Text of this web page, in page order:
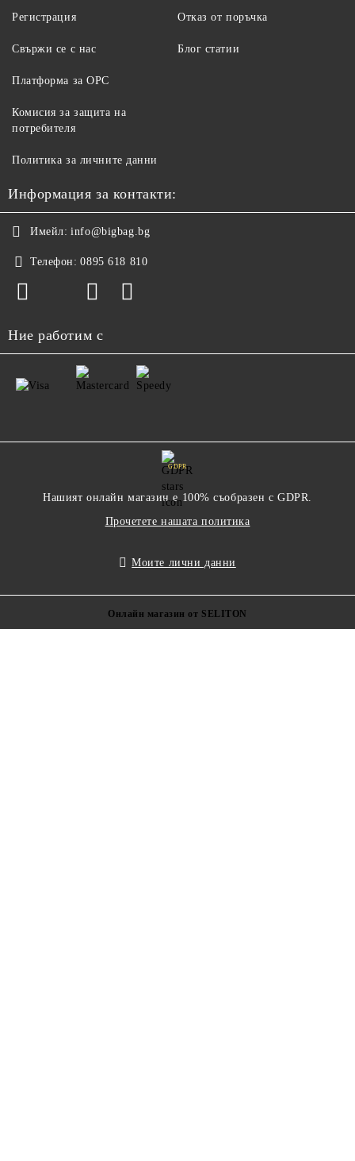
Регистрация
Свържи се с нас
Отказ от поръчка
Блог статии
Платформа за ОРС
Комисия за защита на
потребителя
Политика за личните данни
Информация за контакти:
Имейл: info@bigbag.bg
Телефон: 0895 618 810
Ние работим с
GDPR
Нашият онлайн магазин е 100% съобразен с GDPR.
Прочетете нашата политика
Моите лични данни
Онлайн магазин от SELITON